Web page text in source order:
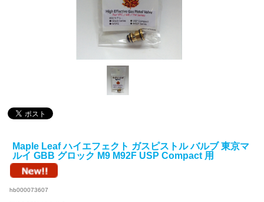
Maple Leaf ハイエフェクト ガスピストル バルブ 東京マ
ルイ GBB グロック M9 M92F USP Compact 用
hb000073607